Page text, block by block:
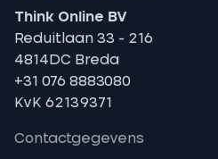
Think Online BV
Reduitlaan 33 - 216
4814DC Breda
+31 076 8883080
KvK 62139371
Contactgegevens